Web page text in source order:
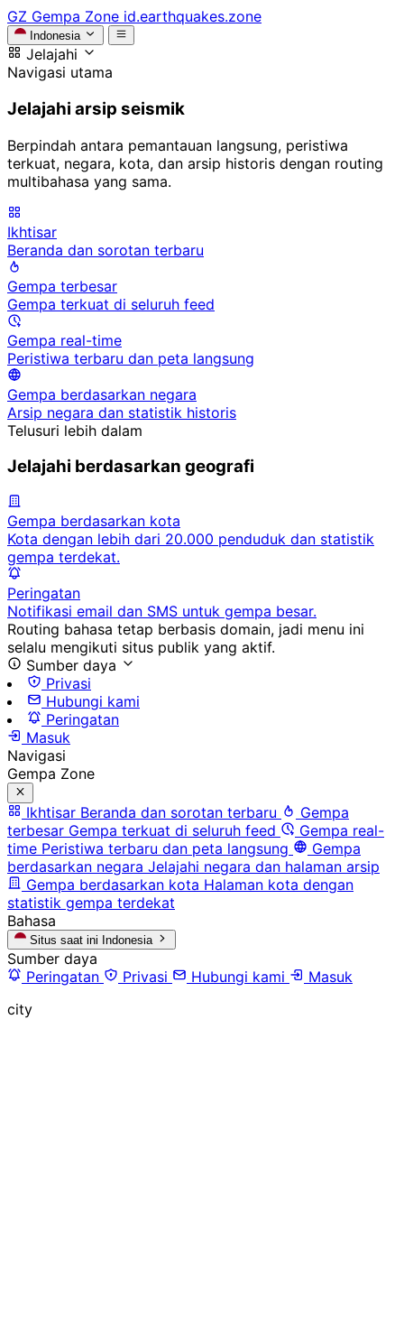
GZ Gempa Zone id.earthquakes.zone
Indonesia
Jelajahi
Navigasi utama
Jelajahi arsip seismik
Berpindah antara pemantauan langsung, peristiwa
terkuat, negara, kota, dan arsip historis dengan routing
multibahasa yang sama.
Ikhtisar
Beranda dan sorotan terbaru
Gempa terbesar
Gempa terkuat di seluruh feed
Gempa real-time
Peristiwa terbaru dan peta langsung
Gempa berdasarkan negara
Arsip negara dan statistik historis
Telusuri lebih dalam
Jelajahi berdasarkan geografi
Gempa berdasarkan kota
Kota dengan lebih dari 20.000 penduduk dan statistik
gempa terdekat.
Peringatan
Notifikasi email dan SMS untuk gempa besar.
Routing bahasa tetap berbasis domain, jadi menu ini
selalu mengikuti situs publik yang aktif.
Sumber daya
Privasi
Hubungi kami
Peringatan
Masuk
Navigasi
Gempa Zone
Ikhtisar Beranda dan sorotan terbaru
Gempa
terbesar Gempa terkuat di seluruh feed
Gempa real-
time Peristiwa terbaru dan peta langsung
Gempa
berdasarkan negara Jelajahi negara dan halaman arsip
Gempa berdasarkan kota Halaman kota dengan
statistik gempa terdekat
Bahasa
Situs saat ini Indonesia
Sumber daya
Peringatan
Privasi Hubungi kami
Masuk
city